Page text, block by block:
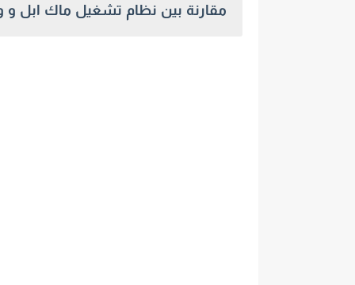
مقارنة بين نظام تشغيل ماك ابل و